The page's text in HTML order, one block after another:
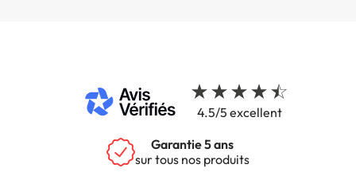
4.5/5 excellent
Garantie 5 ans
sur tous nos produits